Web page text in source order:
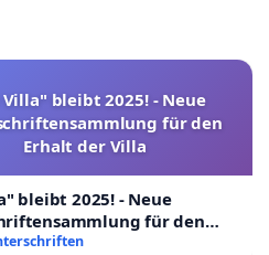
bleibt 2025! - Neue
für den
Erhalt der Villa
bleibt 2025! - Neue
für den
Villa